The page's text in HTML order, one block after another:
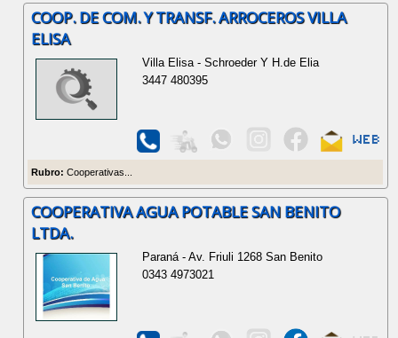
COOP. DE COM. Y TRANSF. ARROCEROS VILLA
ELISA
Villa Elisa - Schroeder Y H.de Elia
3447 480395
Rubro: Cooperativas...
COOPERATIVA AGUA POTABLE SAN BENITO
LTDA.
Paraná - Av. Friuli 1268 San Benito
0343 4973021